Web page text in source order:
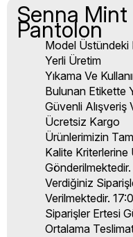
Senna Mint
Pantolon
Model Üstündeki
Yerli Üretim
Yıkama Ve
Bulunan Etikette
Güvenli Alışveriş
Ücretsiz Kargo
Ürünlerimizin
Kalite
Gönderilmektedir.
Verdiğiniz
Verilmektedir.
Siparişler Ertesi
Ortalama